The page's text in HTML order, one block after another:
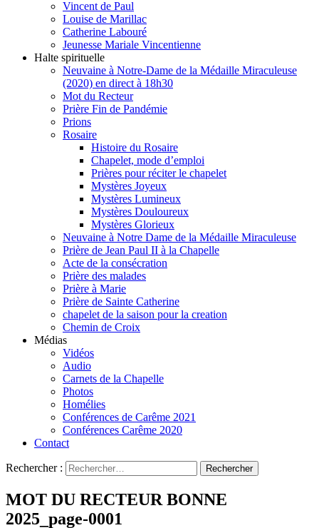
Vincent de Paul
Louise de Marillac
Catherine Labouré
Jeunesse Mariale Vincentienne
Halte spirituelle
Neuvaine à Notre-Dame de la Médaille Miraculeuse
(2020) en direct à 18h30
Mot du Recteur
Prière Fin de Pandémie
Prions
Rosaire
Histoire du Rosaire
Chapelet, mode d’emploi
Prières pour réciter le chapelet
Mystères Joyeux
Mystères Lumineux
Mystères Douloureux
Mystères Glorieux
Neuvaine à Notre Dame de la Médaille Miraculeuse
Prière de Jean Paul II à la Chapelle
Acte de la consécration
Prière des malades
Prière à Marie
Prière de Sainte Catherine
chapelet de la saison pour la creation
Chemin de Croix
Médias
Vidéos
Audio
Carnets de la Chapelle
Photos
Homélies
Conférences de Carême 2021
Conférences Carême 2020
Contact
Rechercher :
MOT DU RECTEUR BONNE
2025_page-0001